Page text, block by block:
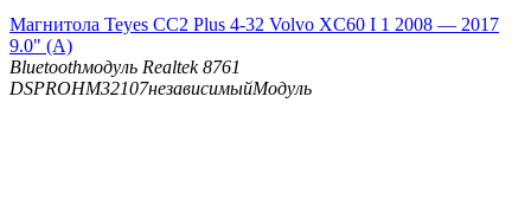
Магнитола Teyes CC2 Plus 4-32 Volvo XC60 I 1 2008 — 2017
9.0" (A)
Bluetoothмодуль Realtek 8761
DSPROHM32107независимыйМодуль